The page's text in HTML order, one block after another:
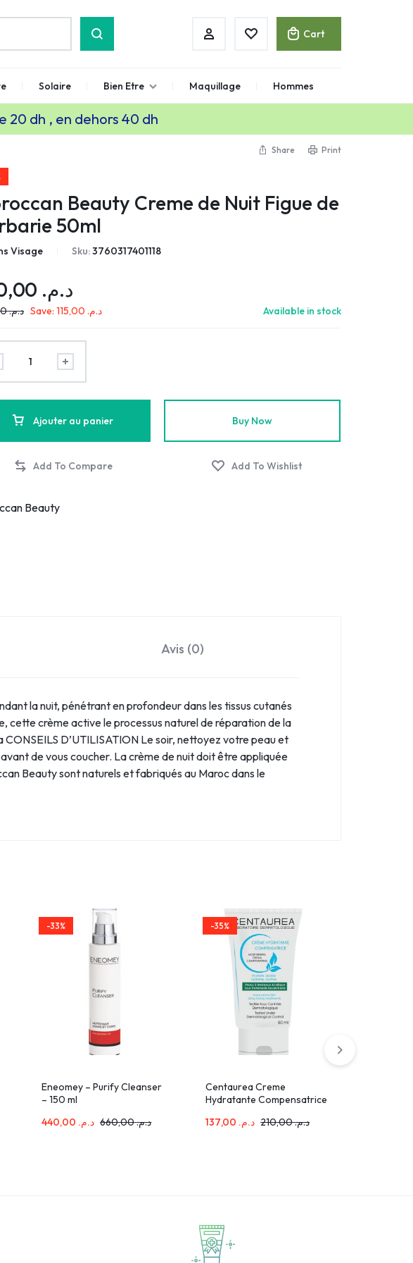
Cart
Solaire Bien Etre Maquillage Hommes
20 dh , en dehors 40 dh
Share Print
Beauty Creme de Nuit Figue de
50ml
Visage Sku:3760317401118
د.م.
د.م.345,00 Save: د.م.115,00 Available in stock
Ajouter au panier Buy Now
Beauty
Avis (0)
la nuit, pénétrant en profondeur dans les tissus cutanés
cette crème active le processus naturel de réparation de la
D’UTILISATION Le soir, nettoyez votre peau et
de vous coucher. La crème de nuit doit être appliquée
Beauty sont naturels et fabriqués au Maroc dans le
-33%
Eneomey – Purify Cleanser
– 150 ml
د.م.
د.م.660,00
-35%
Centaurea Creme
Hydratante Compensatrice
د.م. د.م.210,00